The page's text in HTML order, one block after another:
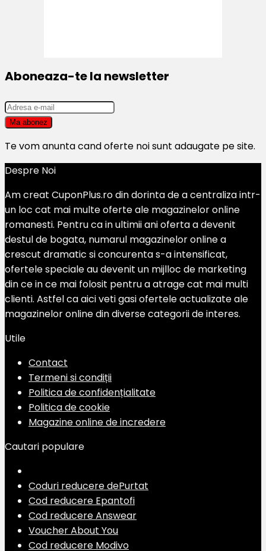
Aboneaza-te la newsletter
Te vom anunta cand oferte noi sunt adaugate pe site.
Despre Noi
Am creat CuponPlus.ro din dorinta de a centraliza intr-
un loc cat mai multe oferte ale magazinelor online
romanesti. Pentru ca in ultimii ani oferta a devenit
destul de bogata, numarul magazinelor online a
crescut dramatic si concurenta s-a intensificat,
ofertele speciale au devenit un mijlloc de marketing
din ce in ce mai folosit pentru a atrage cat mai multi
clienti. Astfel ca aici veti gasi ofertele actualizate ale
magazinelor online din diverse categorii de interes.
Utile
Contact
Termeni si condiții
Politica de confidențialitate
Politica de cookie
Magazine online de incredere
Cautari populare
Coduri reducere dePurtat
Cod reducere Epantofi
Cod reducere Answear
Voucher About You
Cod reducere Modivo